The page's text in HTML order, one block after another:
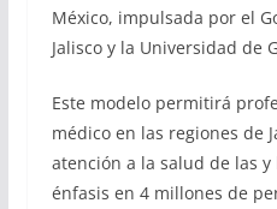
México, impulsada por el
Jalisco y la Universidad de
Este modelo permitirá
médico en las regiones de
atención a la salud de las y
énfasis en 4 millones de